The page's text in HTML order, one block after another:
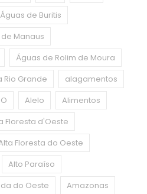
Águas de Buritis
Manaus
Águas de Rolim de Moura
Rio Grande
alagamentos
Alelo
Alimentos
Floresta d'Oeste
Floresta do Oeste
Alto Paraíso
do Oeste
Amazonas